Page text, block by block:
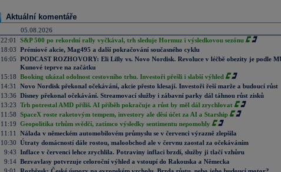
Aktuální komentáře
05.08.2026
22:01
S&P 500 po rekordní rally vyčkával, trh sleduje Hormuz i výsledkovou sezónu
18:03 Prémiové akcie, Mag495 a další pokračování současného cyklu
16:05 PODCAST ROZHOVORY: Eli Lilly vs. Novo Nordisk. Revoluce v léčbě obezity je podle
Kunové teprve na začátku
15:18 Booking ukázal odolnost cestovního trhu. Investoři přešli i slabší výhled
14:31
Novo Nordisk překonal očekávání, akcie přesto klesají. Investoři řeší marže a budoucí růst
13:36 Disney překonal očekávání. Streamovací služby i zábavní parky dál táhnou růst zisků
13:23 Trh potrestal AMD příliš. AI příběh pokračuje a růst by měl dál zrychlovat
11:58 SpaceX roste raketovým tempem, investory ale děsí účet za AI a Starship
11:19 Geopolitika trhům svědčí, zatímco výsledky sentimentu nepomohly
11:11
Nálada v německém automobilovém průmyslu se v červenci výrazně zlepšila
10:30 Útraty domácností dále rostou, maloobchod ale v červnu zaostal za očekáváním
9:43 Inflace v červenci lehce zrychlila. Potraviny inflaci brzdí, služby ji tlačí vzhůru
9:14 Bezvavlasy potvrzuje celoroční výhled a vstoupí do Rakouska a Německa